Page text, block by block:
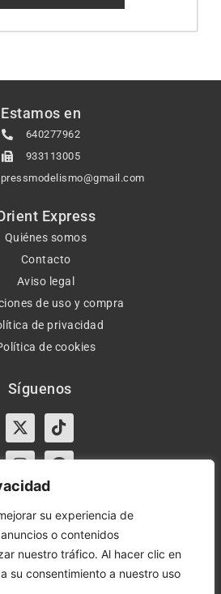
su experiencia de
o contenidos
nuestro tráfico. Al hacer clic en
su consentimiento a nuestro uso
Estamos en
640277962
933113005
Express
Quiénes somos
Contacto
Aviso legal
de uso y compra
de privacidad
de cookies
Síguenos
X-
twitter
Tiktok
InstagramFacebook
13:30 y 17:00-20:00 – Sáb de
10:00-13:30